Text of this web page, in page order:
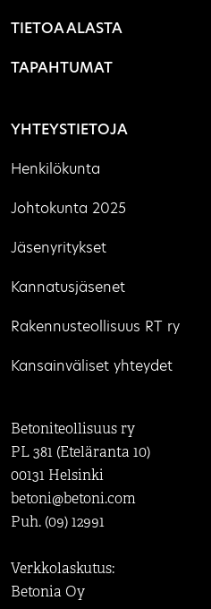
TIETOA ALASTA
TAPAHTUMAT
YHTEYSTIETOJA
Henkilökunta
Johtokunta 2025
Jäsenyritykset
Kannatusjäsenet
Rakennusteollisuus RT ry
Kansainväliset yhteydet
Betoniteollisuus ry
PL 381 (Eteläranta 10)
00131 Helsinki
betoni@betoni.com
Puh. (09) 12991
Verkkolaskutus:
Betonia Oy